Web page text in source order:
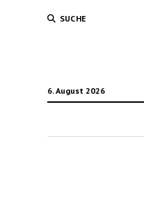
SUCHE
6. August 2026